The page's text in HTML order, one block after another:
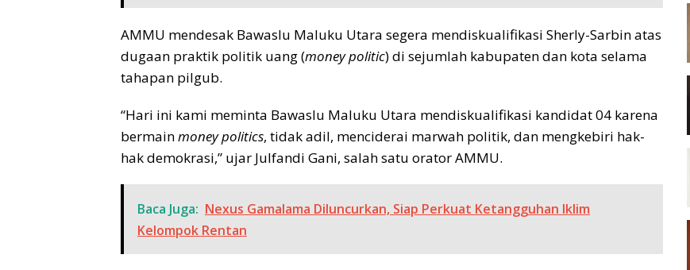
AMMU mendesak Bawaslu Maluku Utara segera mendiskualifikasi Sherly-Sarbin atas
dugaan praktik politik uang (money politic) di sejumlah kabupaten dan kota selama
tahapan pilgub.
“Hari ini kami meminta Bawaslu Maluku Utara mendiskualifikasi kandidat 04 karena
bermainmoney politics, tidak adil, menciderai marwah politik, dan mengkebiri hak-
hak demokrasi,” ujar Julfandi Gani, salah satu orator AMMU.
Baca Juga: Nexus Gamalama Diluncurkan, Siap Perkuat Ketangguhan Iklim
Kelompok Rentan